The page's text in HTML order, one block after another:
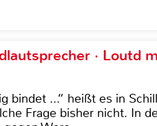
· Loutd
bindet ...“ heißt es in
Frage bisher nicht. In